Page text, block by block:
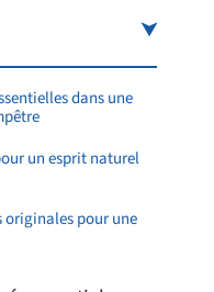
dans une
un esprit naturel
originales pour une